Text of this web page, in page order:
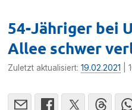
54-Jähriger bei
Allee schwer
Zuletzt aktualisiert:19.02.2021 |